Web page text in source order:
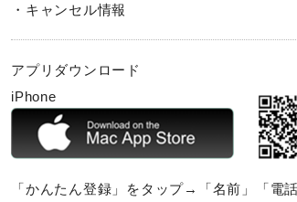
・キャンセル情報
アプリダウンロード
iPhone
「かんたん登録」をタップ→「名前」「